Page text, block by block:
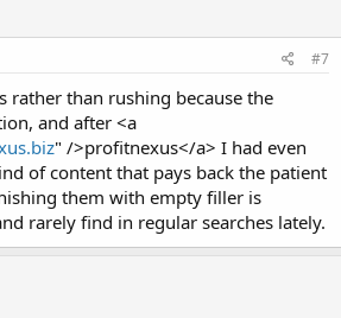
#7
rather than rushing because the
and after <a
" />profitnexus</a> I had even
of content that pays back the patient
them with empty filler is
rarely find in regular searches lately.